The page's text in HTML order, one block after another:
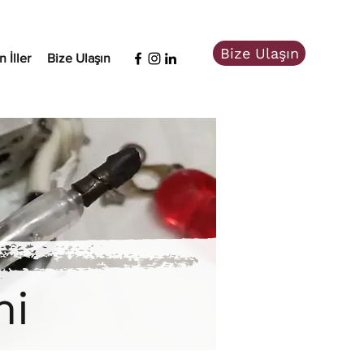
İller Bize Ulaşın Bize Ulaşın